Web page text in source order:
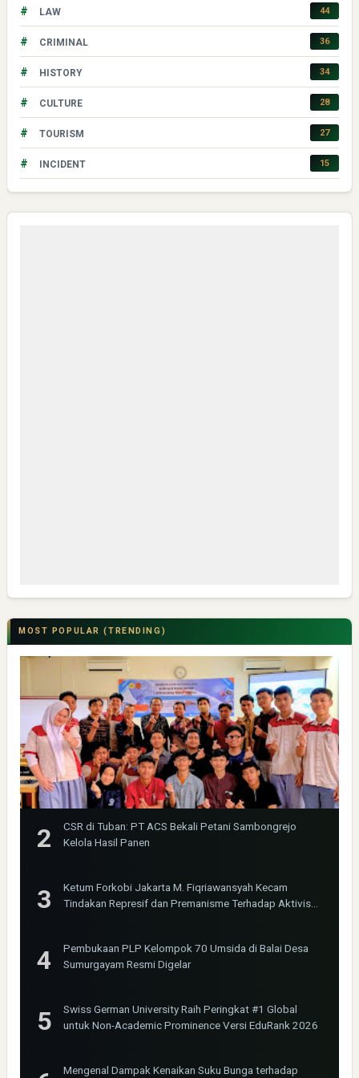
# LAW 44
# CRIMINAL 36
# HISTORY 34
# CULTURE 28
# TOURISM 27
# INCIDENT 15
MOST POPULAR (TRENDING)
CSR di Tuban: PT ACS Bekali Petani Sambongrejo
Kelola Hasil Panen
Ketum Forkobi Jakarta M. Fiqriawansyah Kecam
Tindakan Represif dan Premanisme Terhadap Aktivis
Pembukaan PLP Kelompok 70 Umsida di Balai Desa
Sumurgayam Resmi Digelar
Swiss German University Raih Peringkat #1 Global
untuk Non-Academic Prominence Versi EduRank 2026
Mengenal Dampak Kenaikan Suku Bunga terhadap